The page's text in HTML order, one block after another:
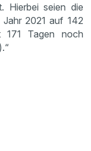
Hierbei seien die
Jahr 2021 auf 142
171 Tagen noch